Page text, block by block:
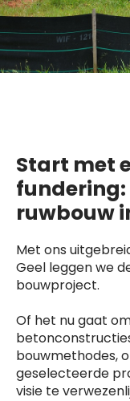
Start met
fundering:
ruwbouw
Met ons
Geel leggen we
bouwproject.
Of het nu gaat
bouwmethodes,
geselecteerde
visie te